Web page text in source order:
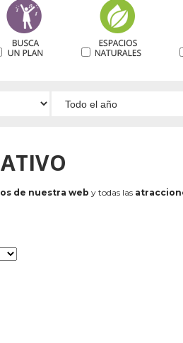
de nuestra web y todas las